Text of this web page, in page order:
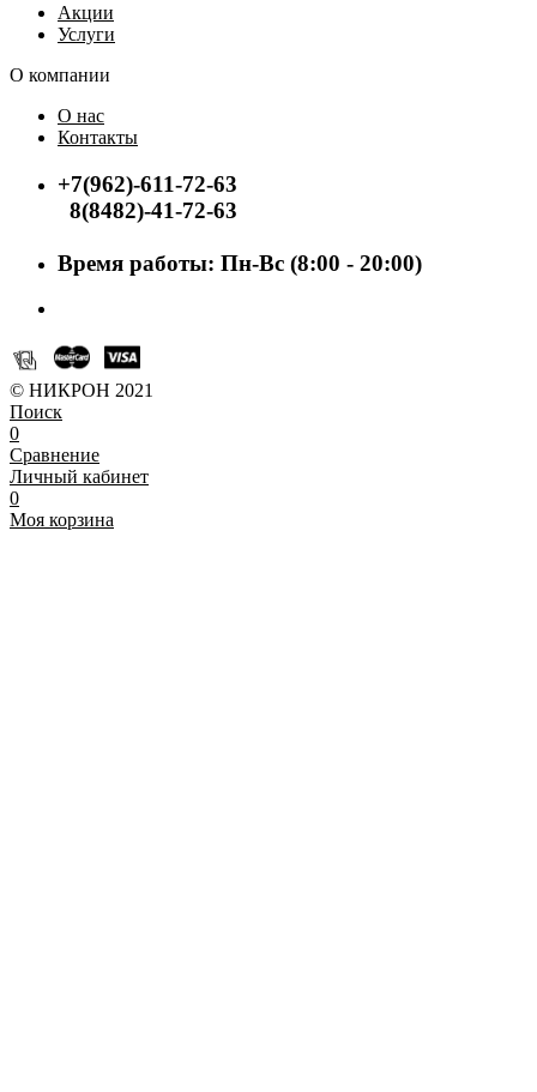
Акции
Услуги
О компании
О нас
Контакты
+7(962)-611-72-63
8(8482)-41-72-63
Время работы: Пн-Вс (8:00 - 20:00)
© НИКРОН 2021
Поиск
0
Сравнение
Личный кабинет
0
Моя корзина